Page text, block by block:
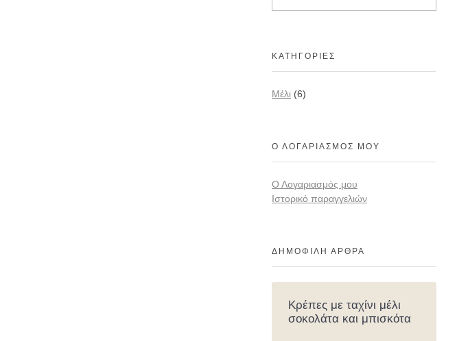
ΚΑΤΗΓΟΡΊΕΣ
Mέλι (6)
Ο ΛΟΓΑΡΙΑΣΜΌΣ ΜΟΥ
Ο Λογαριασμός μου
Ιστορικό παραγγελιών
ΔΗΜΟΦΙΛΉ ΆΡΘΡΑ
Κρέπες με ταχίνι μέλι
σοκολάτα και μπισκότα